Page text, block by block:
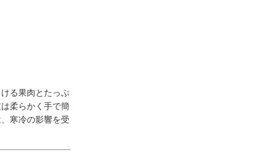
る果肉とたっぷ
柔らかく手で簡
寒冷の影響を受